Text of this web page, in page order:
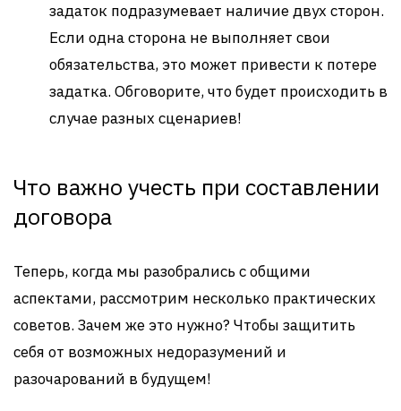
задаток подразумевает наличие двух сторон.
Если одна сторона не выполняет свои
обязательства, это может привести к потере
задатка. Обговорите, что будет происходить в
случае разных сценариев!
Что важно учесть при составлении
договора
Теперь, когда мы разобрались с общими
аспектами, рассмотрим несколько практических
советов. Зачем же это нужно? Чтобы защитить
себя от возможных недоразумений и
разочарований в будущем!